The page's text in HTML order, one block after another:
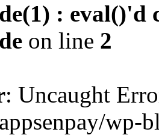
: eval()'d
on line 2
: Uncaught
wp-